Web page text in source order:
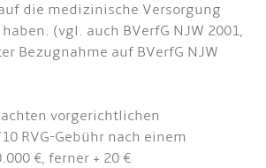
die medizinische Versorgung
(vgl. auch BVerfG NJW 2001,
Bezugnahme auf BVerfG NJW
vorgerichtlichen
RVG-Gebühr nach einem
€, ferner + 20 €